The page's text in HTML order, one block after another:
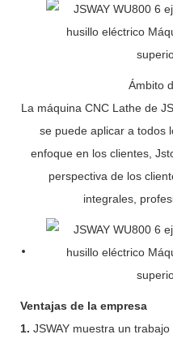
Ámbito
La máquina CNC Lathe de
se puede aplicar a todos
enfoque en los clientes,
perspectiva de los
integrales,
Ventajas de la empresa
1. JSWAY muestra un